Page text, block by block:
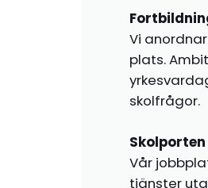
Vi
plats.
skolfrågor.
Vår
tjänster